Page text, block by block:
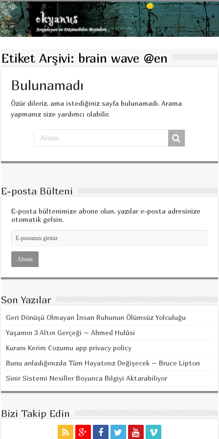
Etiket Arşivi: brain wave @en
Bulunamadı
Özür dileriz, ama istediğiniz sayfa bulunamadı. Arama
yapmanız size yardımcı olabilir.
E-posta Bülteni
E-posta bültenimize abone olun, yazılar e-posta adresinize
otomatik gelsin.
Son Yazılar
Geri Dönüşü Olmayan İnsan Ruhunun Ölümsüz Yolculuğu
Yaşamın 3 Altın Gerçeği – Ahmed Hulûsi
Kuranı Kerim Cozumu app privacy policy
Bunu anladığınızda Tüm Hayatınız Değişecek – Bruce Lipton
Sinir Sistemi Nesiller Boyunca Bilgiyi Aktarabiliyor
Bizi Takip Edin